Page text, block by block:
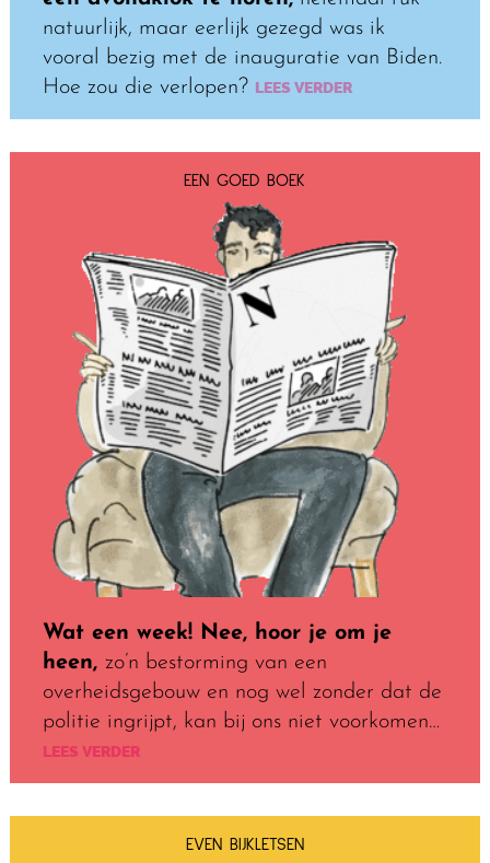
natuurlijk, maar eerlijk gezegd was ik
vooral bezig met de inauguratie van Biden.
Hoe zou die verlopen?LEES VERDER
EEN GOED BOEK
Wat een week! Nee, hoor je om je
heen, zo’n bestorming van een
overheidsgebouw en nog wel zonder dat de
politie ingrijpt, kan bij ons niet voorkomen…
LEES VERDER
EVEN BIJKLETSEN